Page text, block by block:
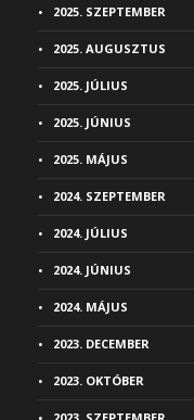
2025. SZEPTEMBER
2025. AUGUSZTUS
2025. JÚLIUS
2025. JÚNIUS
2025. MÁJUS
2024. SZEPTEMBER
2024. JÚLIUS
2024. JÚNIUS
2024. MÁJUS
2023. DECEMBER
2023. OKTÓBER